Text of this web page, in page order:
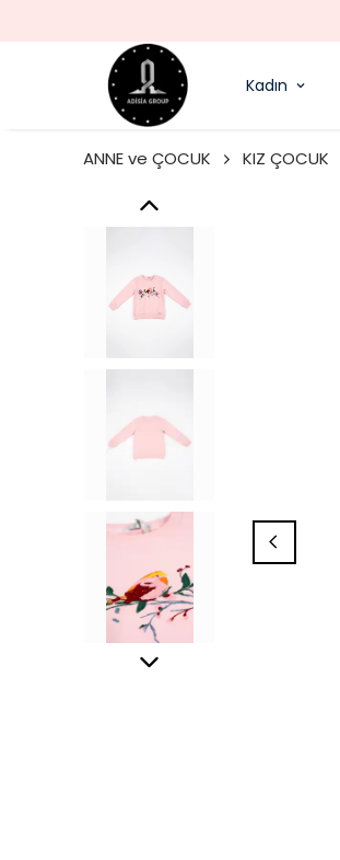
Kadın
ANNE ve ÇOCUK KIZ ÇOCUK